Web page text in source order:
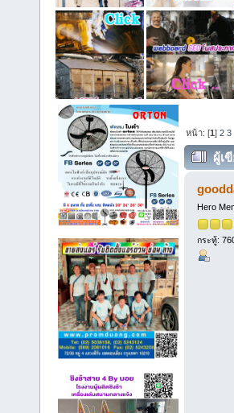
หน้า: [1]2 3
ผู้เ
Hero
กระทู้: